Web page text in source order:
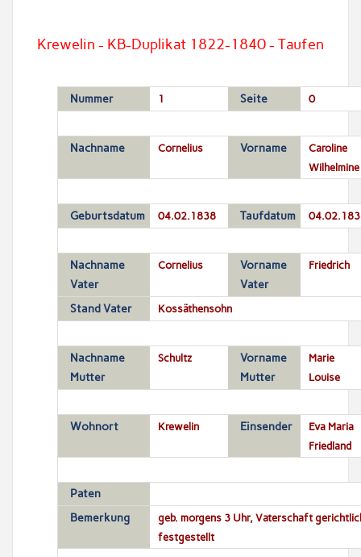
Krewelin - KB-Duplikat 1822-1840 - Taufen
Nummer 1 Seite 0
Nachname Cornelius Vorname
Caroline
Wilhelmine
Geburtsdatum 04.02.1838 Taufdatum
Nachname
Vater
Cornelius
Vorname
Vater
Friedrich
Stand Vater Kossäthensohn
Nachname
Mutter
Schultz
Vorname
Mutter
Marie
Louise
Wohnort Krewelin Einsender
Eva Maria
Friedland
Paten
Bemerkung
geb. morgens 3 Uhr, Vaterschaft
festgestellt